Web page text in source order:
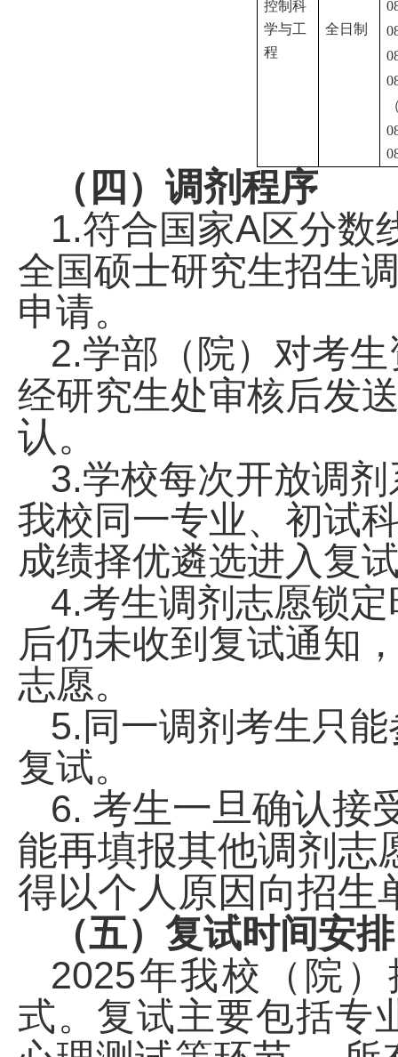
控制科
学与工
程
全日制
（四）调剂程序
1.符合国家A区分数
全国硕士研究生招生
申请。
2.学部（院）对考
经研究生处审核后发
认。
3.学校每次开放调
我校同一专业、初试
成绩择优遴选进入复
4.考生调剂志愿锁
后仍未收到复试通知
志愿。
5. 同一调剂考生只
复试。
6. 考生一旦确认接
能再填报其他调剂志
得以个人原因向招生
（五）复试时间安排
2025年我校（院
式。复试主要包括专